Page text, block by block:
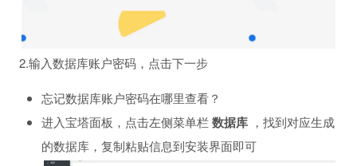
2.输入数据库账户密码，点击下一步
忘记数据库账户密码在哪里查看？
进入宝塔面板，点击左侧菜单栏 数据库 ，找到对应生成
的数据库，复制粘贴信息到安装界面即可